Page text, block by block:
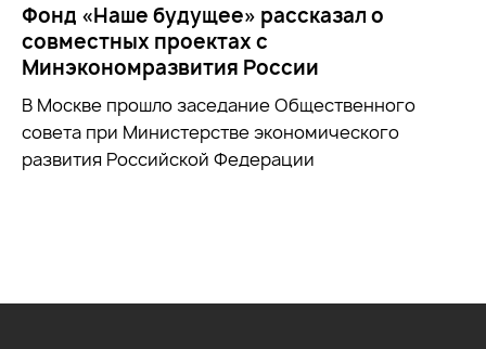
Фонд «Наше будущее» рассказал о
совместных проектах с
Минэкономразвития России
В Москве прошло заседание Общественного
совета при Министерстве экономического
развития Российской Федерации